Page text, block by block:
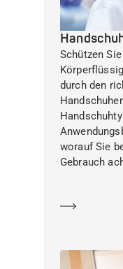
Schützen
durch den
worauf Sie
Gebrauch